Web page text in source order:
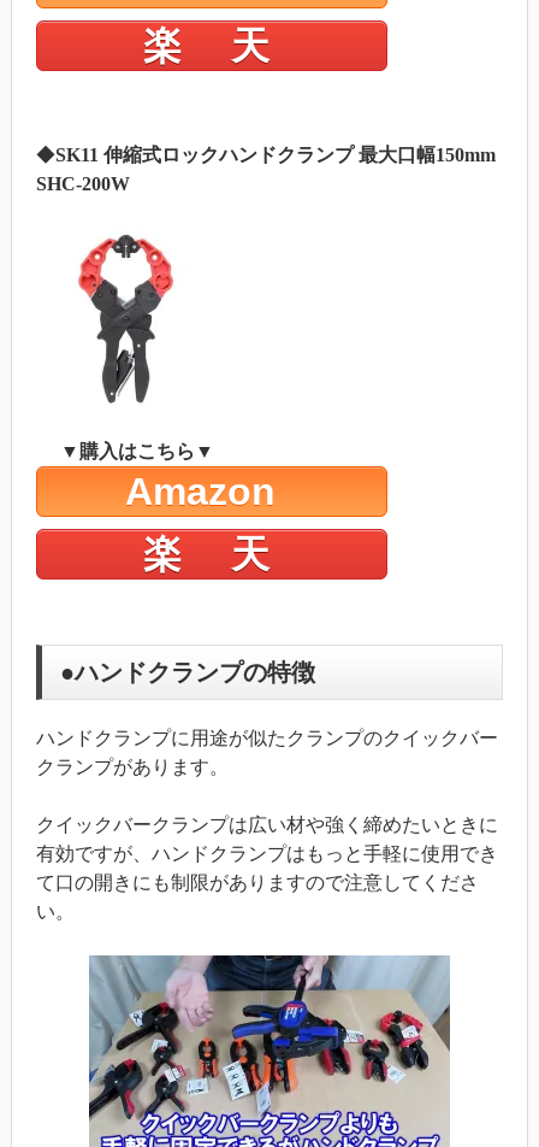
楽 天
◆SK11 伸縮式ロックハンドクランプ 最大口幅150mm
SHC-200W
▼購入はこちら▼
Amazon
楽 天
●ハンドクランプの特徴
ハンドクランプに用途が似たクランプのクイックバー
クランプがあります。
クイックバークランプは広い材や強く締めたいときに
有効ですが、ハンドクランプはもっと手軽に使用でき
て口の開きにも制限がありますので注意してくださ
い。